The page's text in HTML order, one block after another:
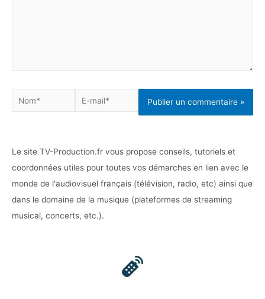
Nom*
E-
mail*
Le site TV-Production.fr vous propose conseils, tutoriels et
coordonnées utiles pour toutes vos démarches en lien avec le
monde de l'audiovisuel français (télévision, radio, etc) ainsi que
dans le domaine de la musique (plateformes de streaming
musical, concerts, etc.).